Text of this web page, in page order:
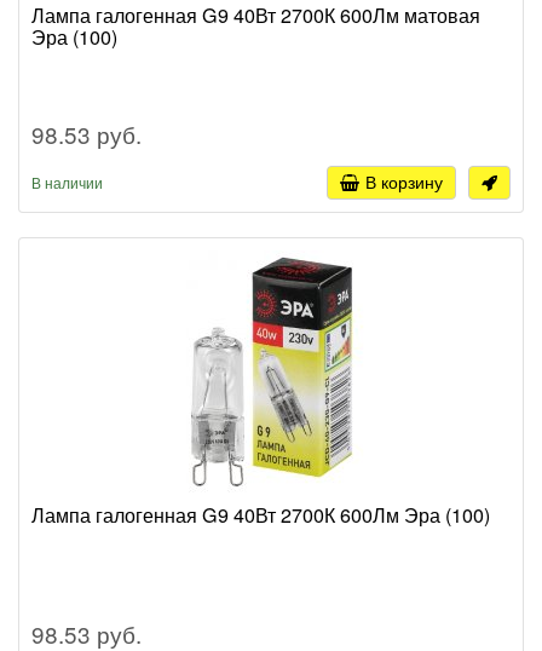
Лампа галогенная G9 40Вт 2700К 600Лм матовая
Эра (100)
98.53 руб.
В наличии В корзину
Лампа галогенная G9 40Вт 2700К 600Лм Эра (100)
98.53 руб.